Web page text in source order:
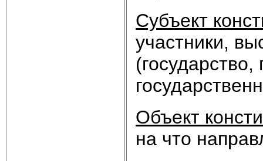
Субъект
участники,
Объект
на что